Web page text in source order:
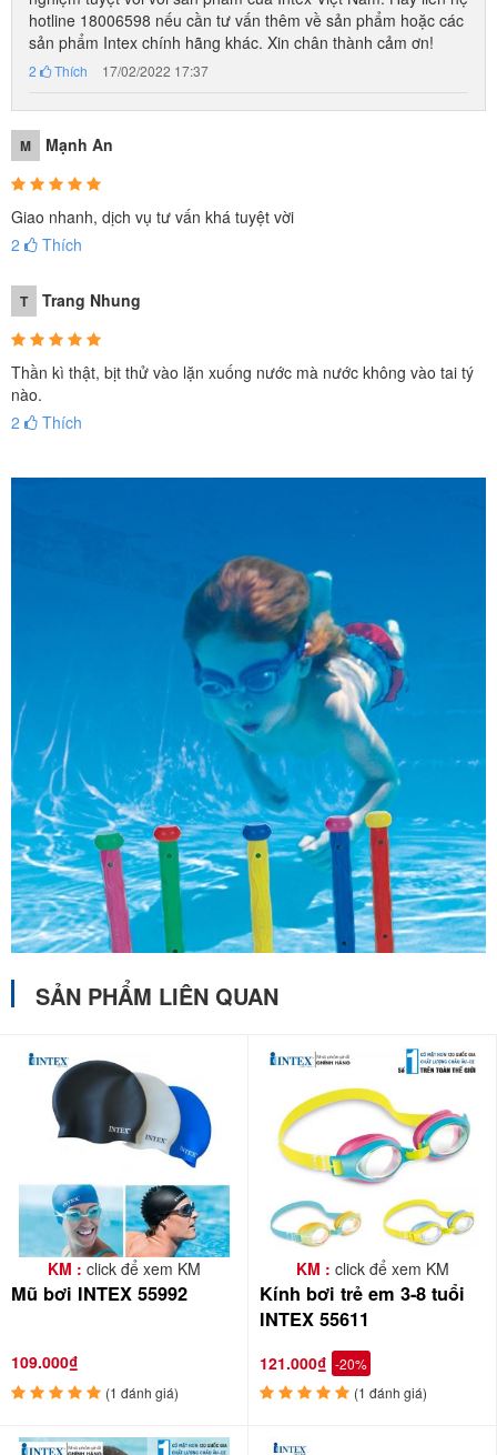
hotline 18006598 nếu cần tư vấn thêm về sản phẩm hoặc các
sản phẩm Intex chính hãng khác. Xin chân thành cảm ơn!
2 Thích 17/02/2022 17:37
M Mạnh An
Giao nhanh, dịch vụ tư vấn khá tuyệt vời
2
Thích
T Trang Nhung
Thần kì thật, bịt thử vào lặn xuống nước mà nước không vào tai tý
nào.
2
Thích
SẢN PHẨM LIÊN QUAN
KM : click để xem KM
Mũ bơi INTEX 55992
109.000₫
(1 đánh giá)
KM : click để xem KM
Kính bơi trẻ em 3-8 tuổi
INTEX 55611
121.000₫ -20%
(1 đánh giá)